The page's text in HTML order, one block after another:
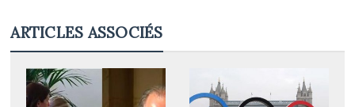
ARTICLES ASSOCIÉS